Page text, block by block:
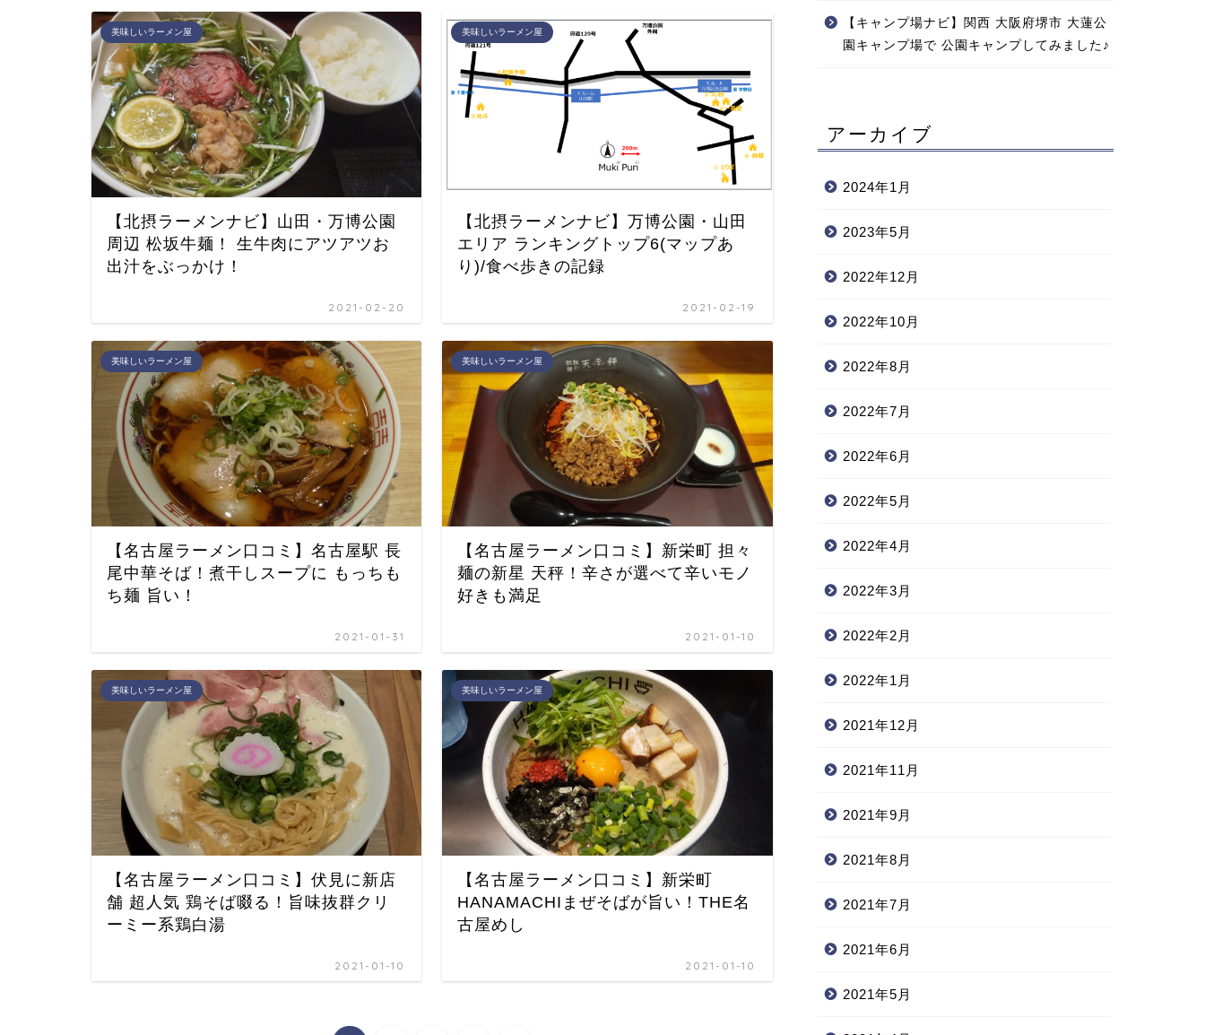
美味しいラーメン屋
【北摂ラーメンナビ】山田・万博公園
周辺 松坂牛麺！ 生牛肉にアツアツお
出汁をぶっかけ！
2021-02-20
美味しいラーメン屋
【北摂ラーメンナビ】万博公園・山田
エリア ランキングトップ6(マップあ
り)/食べ歩きの記録
2021-02-19
美味しいラーメン屋
【名古屋ラーメン口コミ】名古屋駅 長
尾中華そば！煮干しスープに もっちも
ち麺 旨い！
2021-01-31
美味しいラーメン屋
【名古屋ラーメン口コミ】新栄町 担々
麺の新星 天秤！辛さが選べて辛いモノ
好きも満足
2021-01-10
美味しいラーメン屋
【名古屋ラーメン口コミ】伏見に新店
舗 超人気 鶏そば啜る！旨味抜群クリ
ーミー系鶏白湯
2021-01-10
美味しいラーメン屋
【名古屋ラーメン口コミ】新栄町
HANAMACHIまぜそばが旨い！THE名
古屋めし
2021-01-10
【キャンプ場ナビ】関西 大阪府堺市 大蓮公
園キャンプ場で 公園キャンプしてみました♪
アーカイブ
2024年1月
2023年5月
2022年12月
2022年10月
2022年8月
2022年7月
2022年6月
2022年5月
2022年4月
2022年3月
2022年2月
2022年1月
2021年12月
2021年11月
2021年9月
2021年8月
2021年7月
2021年6月
2021年5月